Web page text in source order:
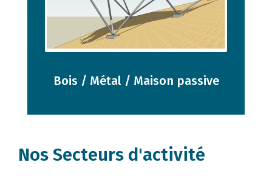
Bois / Métal / Maison passive
Nos Secteurs d'activité